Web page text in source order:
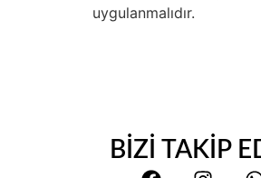
uygulanmalıdır.
BİZİ TAKİP